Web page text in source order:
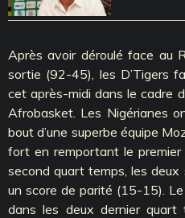
Après avoir déroulé face au
sortie (92-45), les D’Tigers
cet après-midi dans le cadre
Afrobasket. Les Nigérianes
bout d’une superbe équipe
fort en remportant le
second quart temps, les
un score de parité (15-15).
dans les deux dernier